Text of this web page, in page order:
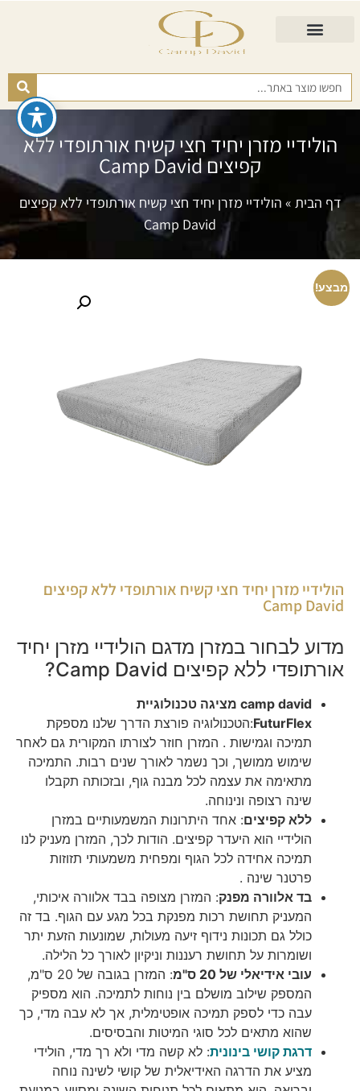
הולידיי מזרן יחיד חצי קשיח אורתופדי ללא
קפיצים Camp David
דף הבית » הולידיי מזרן יחיד חצי קשיח אורתופדי ללא קפיצים
Camp David
מבצע!
הולידיי מזרן יחיד חצי קשיח אורתופדי ללא קפיצים
Camp David
מדוע לבחור במזרן מדגם הולידיי מזרן יחיד
אורתופדי ללא קפיצים Camp David?
camp david מציגה טכנולוגיית
FuturFlex:הטכנולוגיה פורצת הדרך שלנו מספקת
תמיכה וגמישות . המזרן חוזר לצורתו המקורית גם לאחר
שימוש ממושך, וכך נשמר לאורך שנים רבות. התמיכה
מתאימה את עצמה לכל מבנה גוף, ובזכותה תקבלו
שינה רצופה ונינוחה.
ללא קפיצים: אחד היתרונות המשמעותיים במזרן
הולידיי הוא היעדר קפיצים. הודות לכך, המזרן מעניק לנו
תמיכה אחידה לכל הגוף ומפחית משמעותי תזוזות
פרטנר שינה .
בד אלוורה מפנק: המזרן מצופה בבד אלוורה איכותי,
המעניק תחושת רכות מפנקת בכל מגע עם הגוף. בד זה
כולל גם תכונות נידוף זיעה מעולות, שמונעות הזעת יתר
ושומרות על תחושת רעננות וניקיון לאורך כל הלילה.
עובי אידיאלי של 20 ס"מ
: המזרן בגובה של 20 ס"מ,
המספק שילוב מושלם בין נוחות לתמיכה. הוא מספיק
עבה כדי לספק תמיכה אופטימלית, אך לא עבה מדי, כך
שהוא מתאים לכל סוגי המיטות והבסיסים.
דרגת קושי בינונית: לא קשה מדי ולא רך מדי, הולידי
מציע את הדרגה האידיאלית של קושי לשינה נוחה